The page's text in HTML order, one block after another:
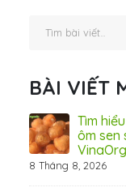
BÀI VIẾT
Tìm
ôm sen
8 Tháng 8, 2026